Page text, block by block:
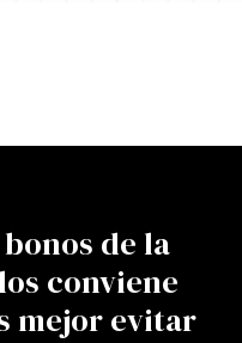
de la
conviene
mejor evitar